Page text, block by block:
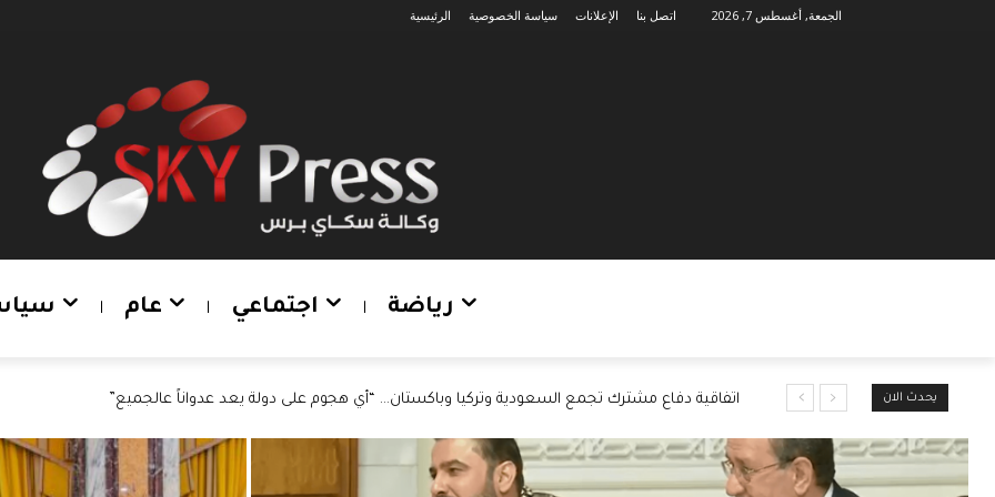
الجمعة, أغسطس 7, 2026 الرئيسية سياسة الخصوصية الإعلانات اتصل بنا
رياضة اجتماعي عام
يحدث الان اتفاقية دفاع مشترك تجمع السعودية وتركيا وباكستان… “أي هجوم على دولة يعد عدواناً عالجميع”